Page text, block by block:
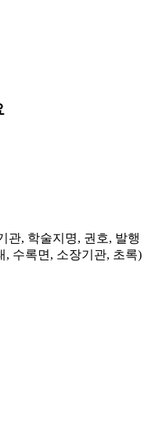
관, 학술지명, 권호, 발행
, 수록면, 소장기관, 초록)